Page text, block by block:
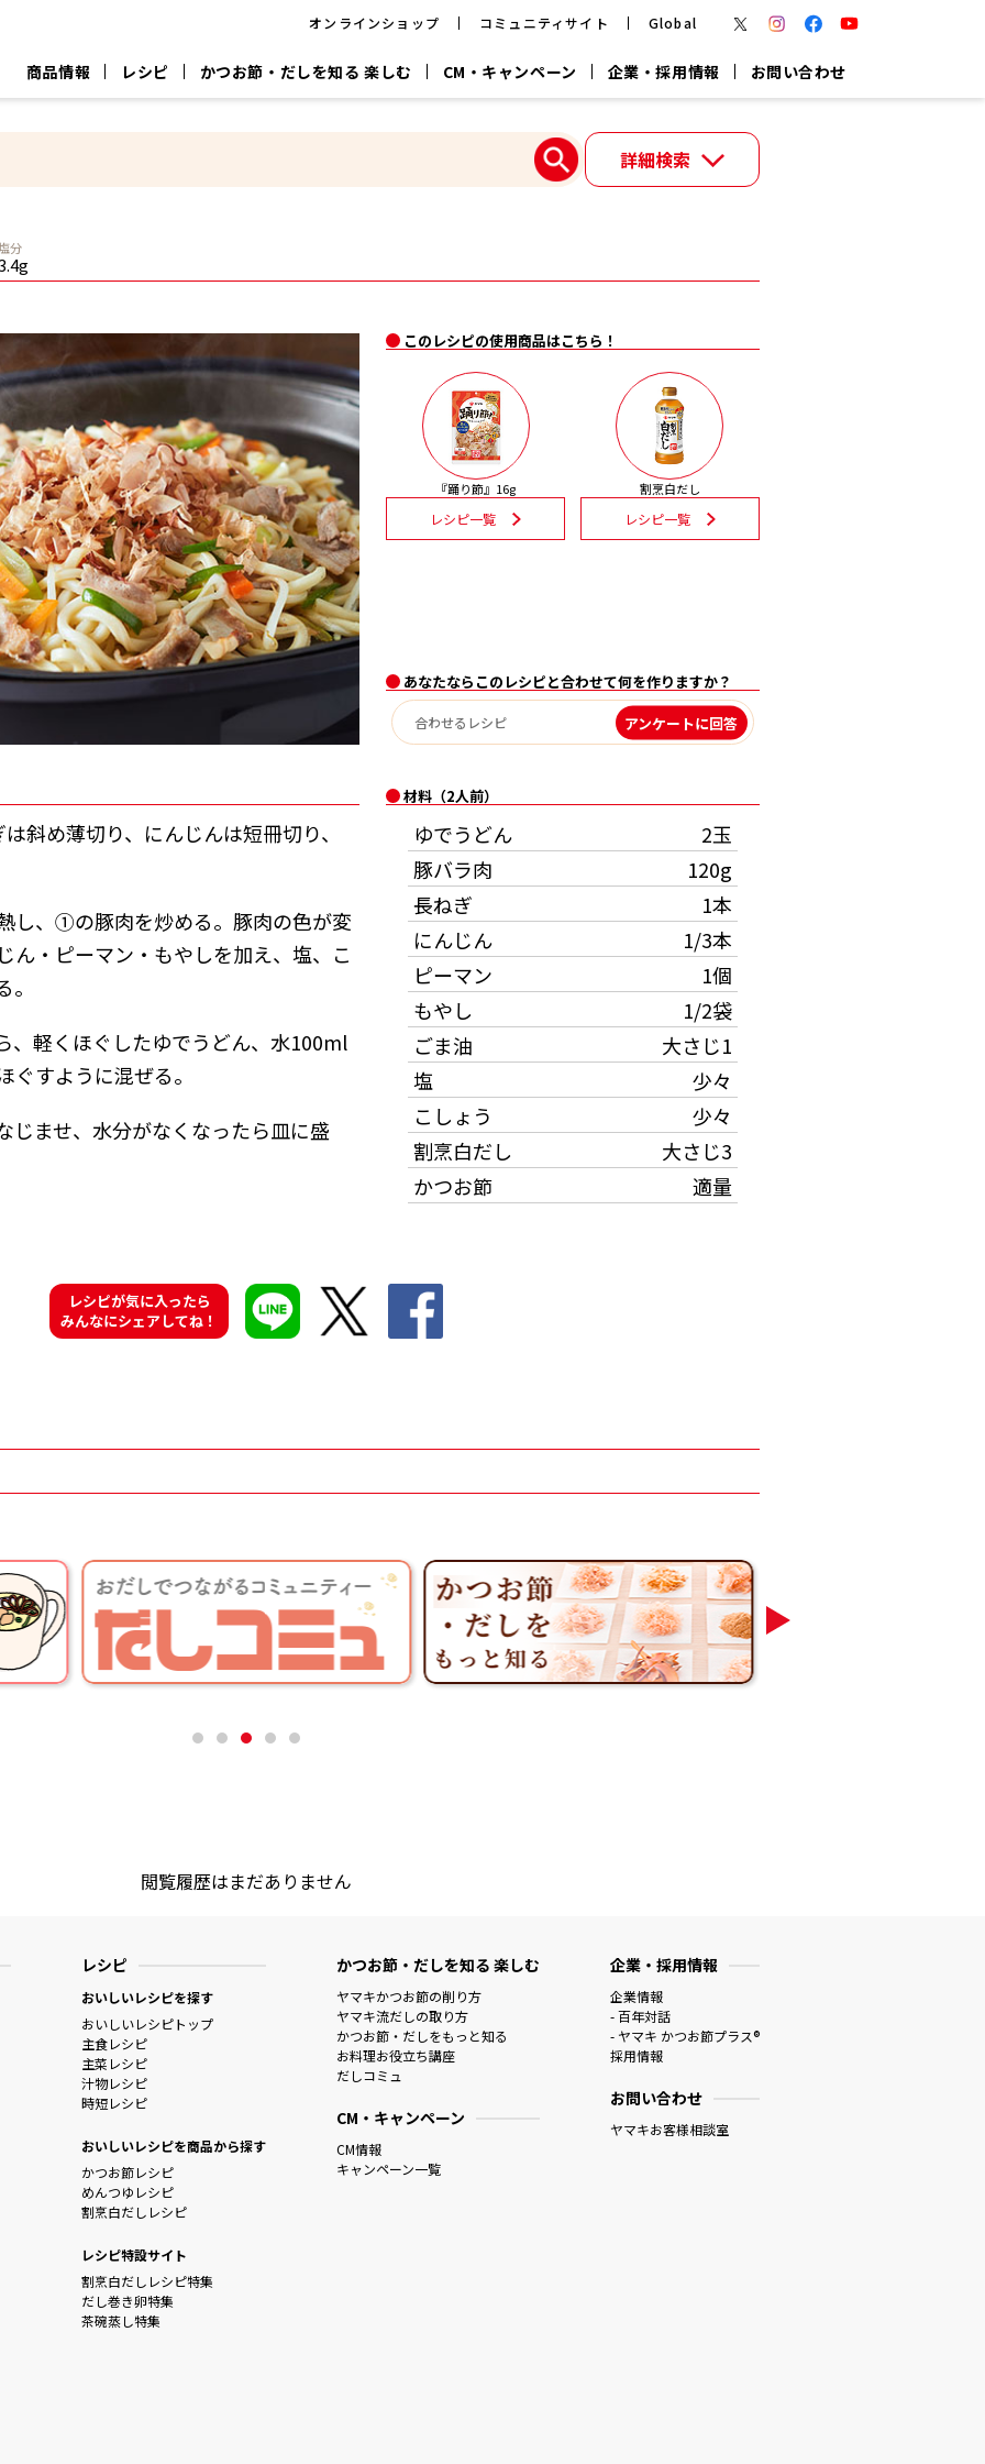
オンラインショップ コミュニティサイト Global
商品情報 レシピ かつお節・だしを知る 楽しむ CM・キャンペーン 企業・採用情報 お問い合わせ
楽チン鍋® 楽チン屋®
煮干 粉末 だしの素 だしパック 白だし 鍋つゆ
だしの取り方
ジョブリターン制
詳細検索
分
このレシピの使用商品はこちら！
『踊り節』16g
レシピ一覧
割烹白だし
レシピ一覧
あなたならこのレシピと合わせて何を作りますか？
アンケートに回答
斜め薄切り、にんじんは短冊切り、
し、①の豚肉を炒める。豚肉の色が変
・ピーマン・もやしを加え、塩、こ
、軽くほぐしたゆでうどん、水100ml
すように混ぜる。
じませ、水分がなくなったら皿に盛
材料（2人前）
ゆでうどん
2玉
豚バラ肉
120g
長ねぎ
1本
にんじん
1/3本
ピーマン
1個
もやし
1/2袋
ごま油
大さじ1
塩
少々
こしょう
少々
割烹白だし
大さじ3
かつお節
適量
レシピが気に入ったら
みんなにシェアしてね！
閲覧履歴はまだありません
レシピ
おいしいレシピを探す
おいしいレシピトップ
主食レシピ
主菜レシピ
汁物レシピ
時短レシピ
おいしいレシピを商品から探す
かつお節レシピ
めんつゆレシピ
割烹白だしレシピ
レシピ特設サイト
割烹白だしレシピ特集
だし巻き卵特集
茶碗蒸し特集
かつお節・だしを知る 楽しむ
ヤマキかつお節の削り方
ヤマキ流だしの取り方
かつお節・だしをもっと知る
お料理お役立ち講座
だしコミュ
CM・キャンペーン
CM情報
キャンペーン一覧
企業・採用情報
企業情報
- 百年対話
- ヤマキ かつお節プラス®
採用情報
お問い合わせ
ヤマキお客様相談室